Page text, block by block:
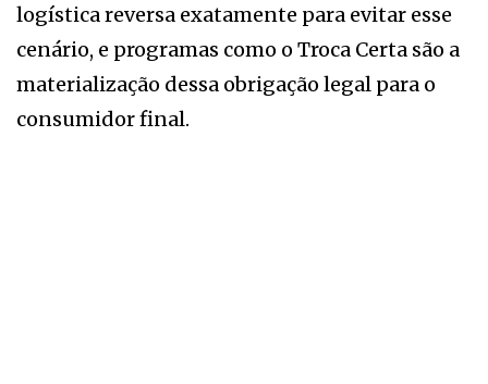
logística reversa exatamente para evitar esse
cenário, e programas como o Troca Certa são a
materialização dessa obrigação legal para o
consumidor final.